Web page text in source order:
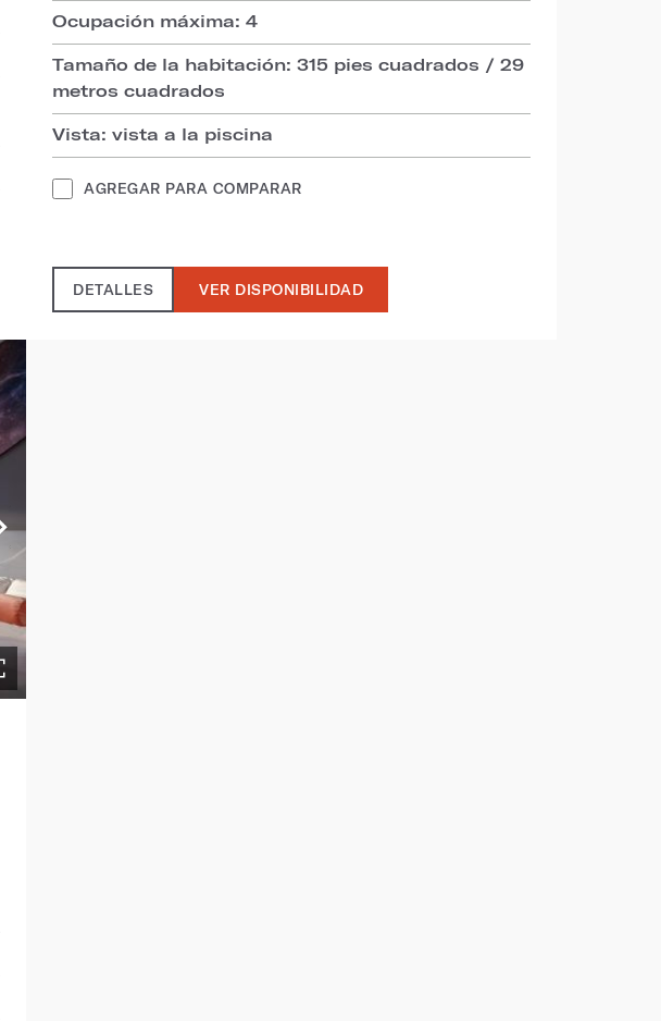
Ocupación máxima: 4
Tamaño de la habitación: 315 pies cuadrados / 29
metros cuadrados
Vista: vista a la piscina
AGREGAR PARA COMPARAR
DETALLES VER DISPONIBILIDAD